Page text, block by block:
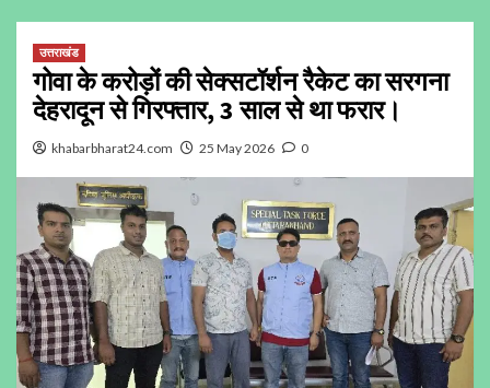
उत्तराखंड
गोवा के करोड़ों की सेक्सटॉर्शन रैकेट का सरगना
देहरादून से गिरफ्तार, 3 साल से था फरार।
khabarbharat24.com 25 May 2026 0